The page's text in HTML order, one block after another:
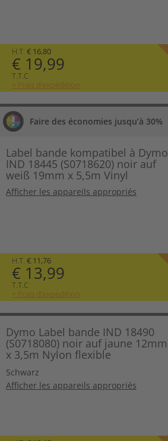
H.T. € 16,80
€ 19,99
T.T.C
+ Frais d’expédition
Faire des économies jusqu’à 30%
Label bande kompatibel à Dymo
IND 18445 (S0718620) noir auf
weiß 19mm x 5,5m Vinyl
Afficher les appareils appropriés
H.T. € 11,76
€ 13,99
T.T.C
+ Frais d’expédition
Dymo Label bande IND 18490
(S0718080) noir auf jaune 12mm
x 3,5m Nylon flexible
Schwarz
Afficher les appareils appropriés